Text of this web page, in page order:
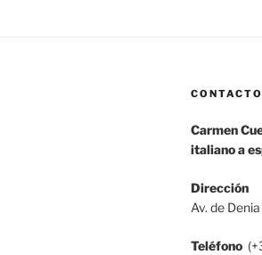
Carmen
italiano a
Dirección
Av. de
Teléfono